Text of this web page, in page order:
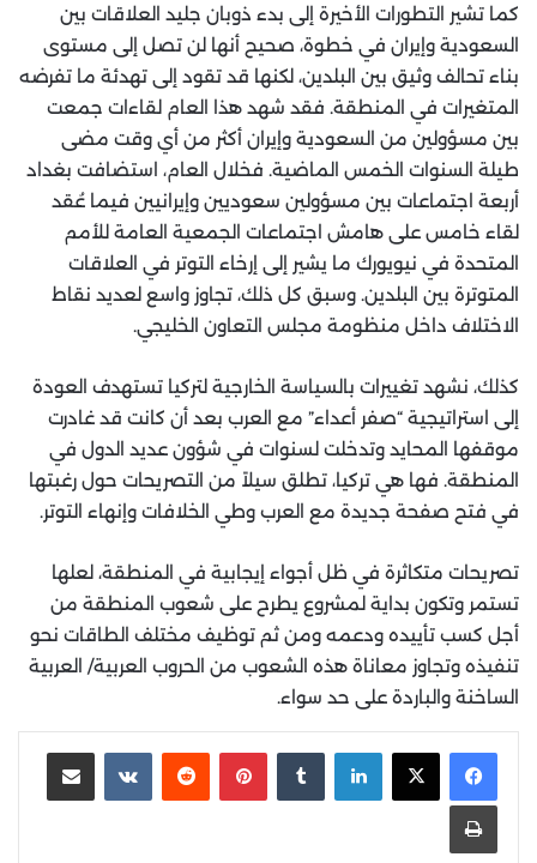
كما تشير التطورات الأخيرة إلى بدء ذوبان جليد العلاقات بين
السعودية وإيران في خطوة، صحيح أنها لن تصل إلى مستوى
بناء تحالف وثيق بين البلدين، لكنها قد تقود إلى تهدئة ما تفرضه
المتغيرات في المنطقة. فقد شهد هذا العام لقاءات جمعت
بين مسؤولين من السعودية وإيران أكثر من أي وقت مضى
طيلة السنوات الخمس الماضية. فخلال العام، استضافت بغداد
أربعة اجتماعات بين مسؤولين سعوديين وإيرانيين فيما عُقد
لقاء خامس على هامش اجتماعات الجمعية العامة للأمم
المتحدة في نيويورك ما يشير إلى إرخاء التوتر في العلاقات
المتوترة بين البلدين. وسبق كل ذلك، تجاوز واسع لعديد نقاط
الاختلاف داخل منظومة مجلس التعاون الخليجي.
كذلك، نشهد تغييرات بالسياسة الخارجية لتركيا تستهدف العودة
إلى استراتيجية “صفر أعداء” مع العرب بعد أن كانت قد غادرت
موقفها المحايد وتدخلت لسنوات في شؤون عديد الدول في
المنطقة. فها هي تركيا، تطلق سيلاً من التصريحات حول رغبتها
في فتح صفحة جديدة مع العرب وطي الخلافات وإنهاء التوتر.
تصريحات متكاثرة في ظل أجواء إيجابية في المنطقة، لعلها
تستمر وتكون بداية لمشروع يطرح على شعوب المنطقة من
أجل كسب تأييده ودعمه ومن ثم توظيف مختلف الطاقات نحو
تنفيذه وتجاوز معاناة هذه الشعوب من الحروب العربية/ العربية
الساخنة والباردة على حد سواء.
لينكدإن بينتيريست